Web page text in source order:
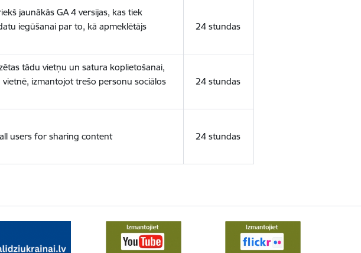
jaunākās GA 4 versijas, kas tiek
iegūšanai par to, kā apmeklētājs
24 stundas
tādu vietņu un satura koplietošanai,
vietnē, izmantojot trešo personu sociālos
24 stundas
users for sharing content 24 stundas